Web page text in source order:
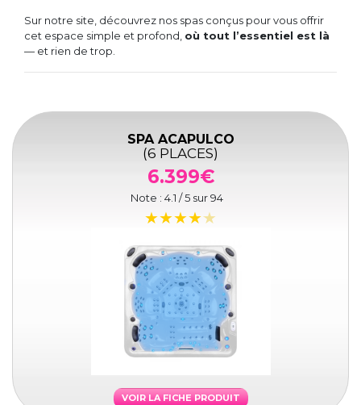
Sur notre site, découvrez nos spas conçus pour vous offrir
cet espace simple et profond, où tout l’essentiel est là
— et rien de trop.
SPA ACAPULCO
(6 PLACES)
6.399€
Note : 4.1 / 5 sur94
VOIR LA FICHE PRODUIT